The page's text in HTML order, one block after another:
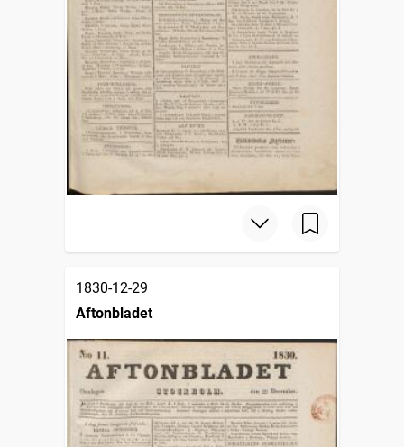
1830-12-29
Aftonbladet